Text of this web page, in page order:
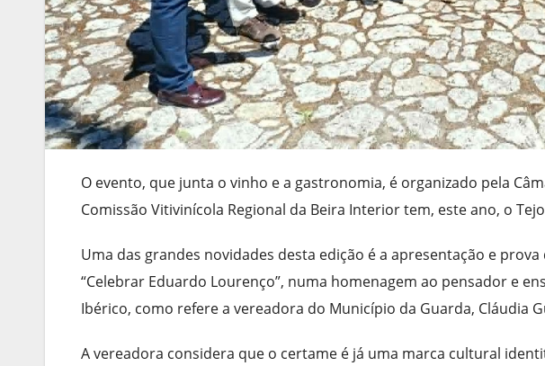
O evento, que junta o vinho e a gastronomia, é organizado pela
Comissão Vitivinícola Regional da Beira Interior tem, este ano, o
Uma das grandes novidades desta edição é a apresentação e
“Celebrar Eduardo Lourenço”, numa homenagem ao pensador e
Ibérico, como refere a vereadora do Município da Guarda, Cláudia
A vereadora considera que o certame é já uma marca cultural